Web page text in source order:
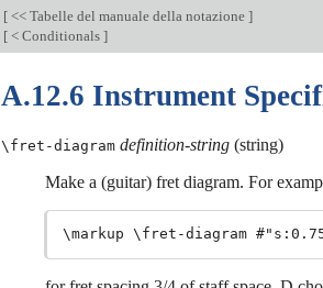
[ << Tabelle del manuale della notazione ]
[ < Conditionals ]
A.12.6 Instrument
\fret-diagram definition-string (string)
Make a (guitar) fret diagram. For